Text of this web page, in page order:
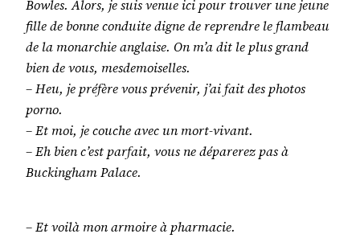
Bowles. Alors, je suis venue ici pour trouver une jeune
fille de bonne conduite digne de reprendre le flambeau
de la monarchie anglaise. On m’a dit le plus grand
bien de vous, mesdemoiselles.
– Heu, je préfère vous prévenir, j’ai fait des photos
porno.
– Et moi, je couche avec un mort-vivant.
– Eh bien c’est parfait, vous ne déparerez pas à
Buckingham Palace.
– Et voilà mon armoire à pharmacie.